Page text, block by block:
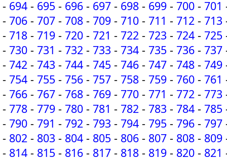
- 694 - 695 - 696 - 697 - 698 - 699 - 700 - 701
- 706 - 707 - 708 - 709 - 710 - 711 - 712 - 713
- 718 - 719 - 720 - 721 - 722 - 723 - 724 - 725
- 730 - 731 - 732 - 733 - 734 - 735 - 736 - 737
- 742 - 743 - 744 - 745 - 746 - 747 - 748 - 749
- 754 - 755 - 756 - 757 - 758 - 759 - 760 - 761
- 766 - 767 - 768 - 769 - 770 - 771 - 772 - 773
- 778 - 779 - 780 - 781 - 782 - 783 - 784 - 785
- 790 - 791 - 792 - 793 - 794 - 795 - 796 - 797
- 802 - 803 - 804 - 805 - 806 - 807 - 808 - 809
- 814 - 815 - 816 - 817 - 818 - 819 - 820 - 821